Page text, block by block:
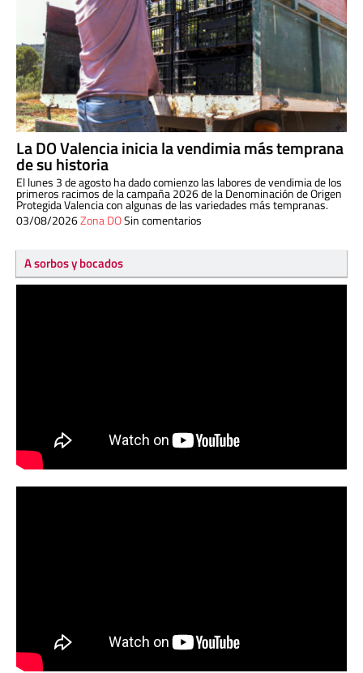
La DO Valencia inicia la vendimia más temprana
de su historia
El lunes 3 de agosto ha dado comienzo las labores de vendimia de los
primeros racimos de la campaña 2026 de la Denominación de Origen
Protegida Valencia con algunas de las variedades más tempranas.
03/08/2026Zona DOSin comentarios
A sorbos y bocados